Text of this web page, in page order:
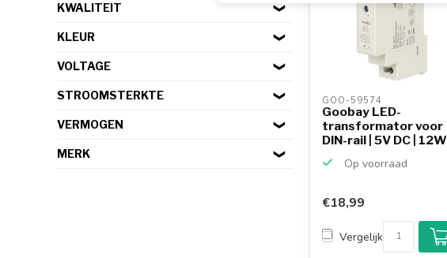
KWALITEIT
KLEUR
VOLTAGE
STROOMSTERKTE
VERMOGEN
MERK
GOO-59574
Goobay LED-
transformator voor
DIN-rail | 5V DC | 12W |
Op voorraad
€18,99
Vergelijk